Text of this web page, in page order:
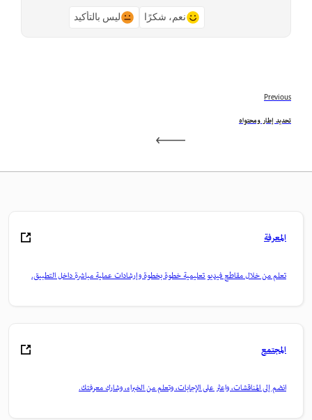
نعم، شكرًا ليس بالتأكيد
Previous
تحديد إطار ومحتواه
المعرفة
تعلم من خلال مقاطع فيديو تعليمية خطوة بخطوة وإرشادات عملية مباشرة داخل التطبيق.
المجتمع
انضم إلى المناقشات، واعثر على الإجابات، وتعلم من الخبراء، وشارك معرفتك.